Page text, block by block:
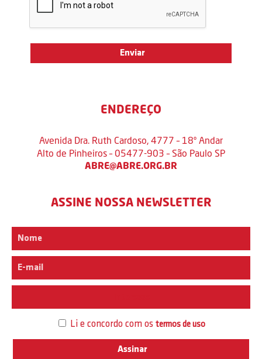
ENDEREÇO
Avenida Dra. Ruth Cardoso, 4777 – 18º Andar
Alto de Pinheiros – 05477-903 – São Paulo SP
ABRE@ABRE.ORG.BR
ASSINE NOSSA NEWSLETTER
Li e concordo com os termos de uso